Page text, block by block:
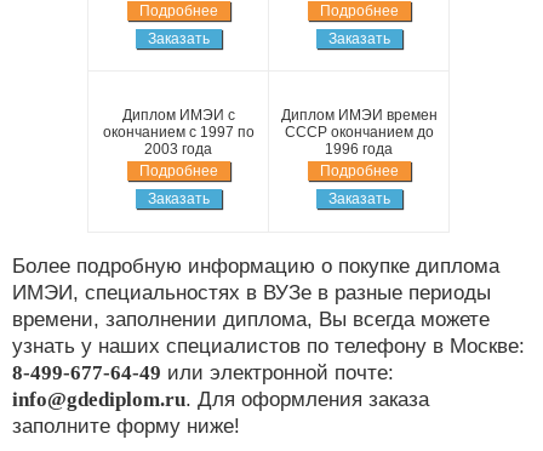
Подробнее
Заказать
Подробнее
Заказать
Диплом ИМЭИ с
окончанием с 1997 по
2003 года
Подробнее
Заказать
Диплом ИМЭИ времен
СССР окончанием до
1996 года
Подробнее
Заказать
Более подробную информацию о покупке диплома
ИМЭИ, специальностях в ВУЗе в разные периоды
времени, заполнении диплома, Вы всегда можете
узнать у наших специалистов по телефону в Москве:
8-499-677-64-49 или электронной почте:
info@gdediplom.ru. Для оформления заказа
заполните форму ниже!